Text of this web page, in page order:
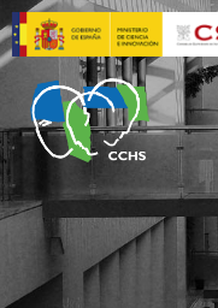
Pasar
al
contenido
principal